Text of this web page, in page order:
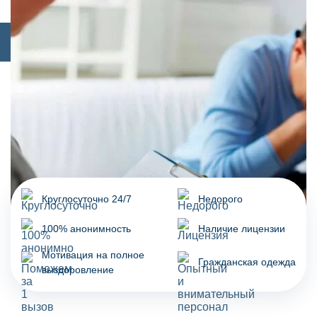
Круглосуточно 24/7 Недорого
100% анонимность Наличие лицензии
Мотивация на полное
выздоровление
Гражданская одежда